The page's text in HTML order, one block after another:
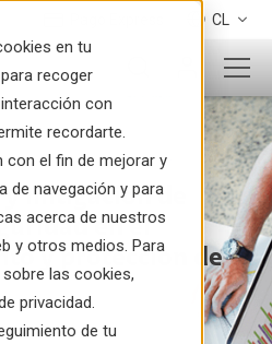
en tu
recoger
con
recordarte.
el fin de mejorar y
de navegación y para
acerca de nuestros
y otros medios. Para
las cookies,
privacidad.
de tu
CL
mitigación de
en el
y protección de